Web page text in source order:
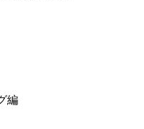
編